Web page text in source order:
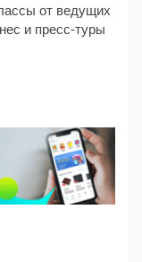
от ведущих
и пресс-туры